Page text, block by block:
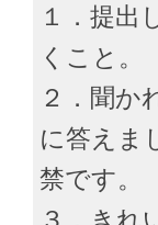
１．提出
くこと。
２．聞か
に答えま
禁です。